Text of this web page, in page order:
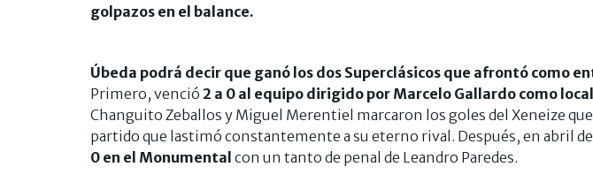
golpazos en el balance.
Úbeda podrá decir que ganó los dos Superclásicos que afrontó como
Primero, venció 2 a 0 al equipo dirigido por Marcelo Gallardo como local
Changuito Zeballos y Miguel Merentiel marcaron los goles del Xeneize
partido que lastimó constantemente a su eterno rival. Después, en abril
0 en el Monumental con un tanto de penal de Leandro Paredes.